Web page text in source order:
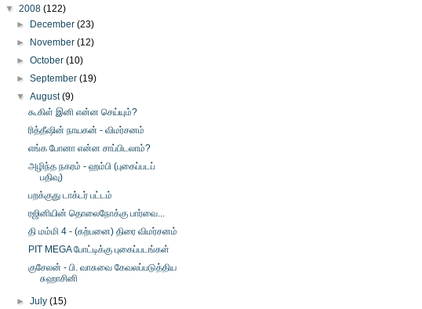
▼ 2008 (122)
►
December(23)
►
November(12)
►October(10)
►September(19)
▼August(9)
கூகிள் இனி என்ன செய்யும்?
ரித்தீஷின் நாயகன் - விமர்சனம்
எங்க போனா என்ன சாப்பிடலாம்?
அழிந்த நகரம் - ஹம்பி (புகைப்படப்
பதிவு)
பறக்குது டாக்டர் பட்டம்
ரஜினியின் தொலைநோக்கு பார்வை...
தி மம்மி 4 - (கற்பனை) திரை விமர்சனம்
PIT MEGA போட்டிக்கு புகைப்படங்கள்
குசேலன் - பி. வாசுவை கேவலப்படுத்திய
சுஹாசினி
►July(15)